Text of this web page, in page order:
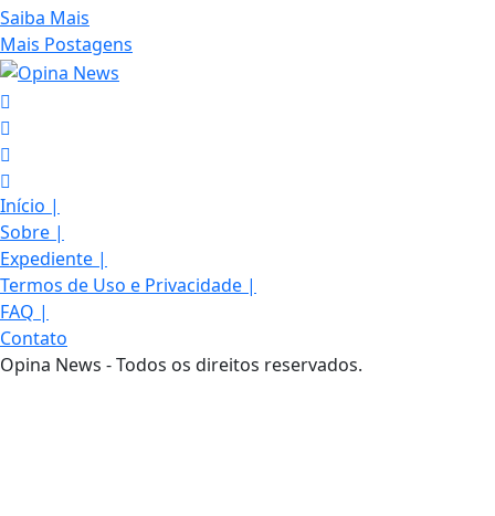
Saiba Mais
Mais Postagens
Início |
Sobre |
Expediente |
Termos de Uso e Privacidade |
FAQ |
Contato
Opina News - Todos os direitos reservados.